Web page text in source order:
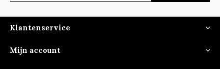
Klantenservice
Mijn account